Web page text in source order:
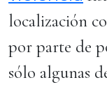
localización
por parte de
sólo algunas